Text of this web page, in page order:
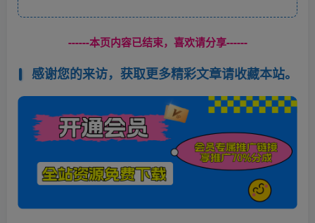
------本页内容已结束，喜欢请分享------
感谢您的来访，获取更多精彩文章请收藏本站。